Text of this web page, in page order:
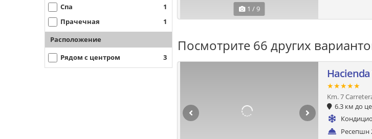
Спа
1
Прачечная
1
Расположение
Рядом с центром 3
1 / 9
Посмотрите 66 других
★★★★★
Km. 7
6.3 км до
Ресепшн